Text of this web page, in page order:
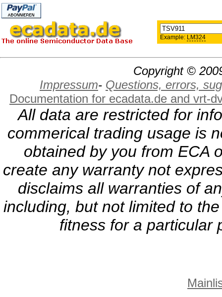
Example: LM324
Copyright ©
Impressum- Questions, errors,
Documentation for ecadata.de and vrt-
All data are restricted for
commerical trading usage is
obtained by you from ECA
create any warranty not
disclaims all warranties of
including, but not limited to
fitness for a particular